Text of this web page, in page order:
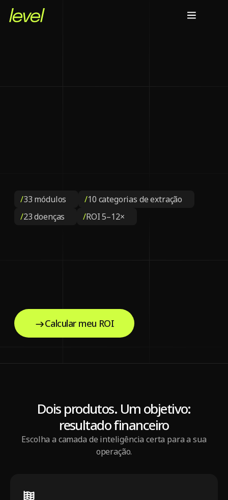
/33 módulos /10 categorias de extração
/23 doenças /ROI 5–12×
Calcular meu ROI
Dois produtos. Um objetivo:
resultado financeiro
Escolha a camada de inteligência certa para a sua
operação.